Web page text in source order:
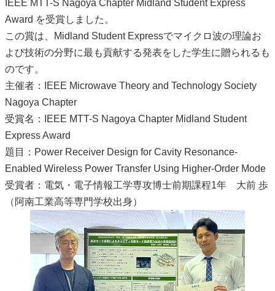
IEEE MTT-S Nagoya Chapter Midland Student Express
Award を受賞しました。
この賞は、Midland Student Expressでマイクロ波の理論お
よび技術の分野に最も貢献する発表をした学生に贈られるも
のです。
主催者：IEEE Microwave Theory and Technology Society
Nagoya Chapter
受賞名：IEEE MTT-S Nagoya Chapter Midland Student
Express Award
題目：Power Receiver Design for Cavity Resonance-
Enabled Wireless Power Transfer Using Higher-Order Mode
受賞者：電気・電子情報工学専攻博士前期課程1年 大前 歩
（阿南工業高等専門学校出身）